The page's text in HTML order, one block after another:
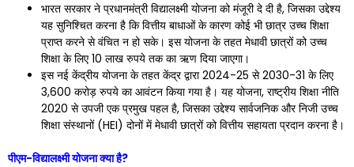
भारत सरकार ने प्रधानमंत्री विद्यालक्ष्मी योजना को मंजूरी दे दी है, जिसका उद्देश्य
यह सुनिश्चित करना है कि वित्तीय बाधाओं के कारण कोई भी छात्र उच्च शिक्षा
प्राप्त करने से वंचित न हो सके। इस योजना के तहत मेधावी छात्रों को उच्च
शिक्षा के लिए 10 लाख रुपये तक का ऋण दिया जाएगा।
इस नई केंद्रीय योजना के तहत केंद्र द्वारा 2024-25 से 2030-31 के लिए
3,600 करोड़ रुपये का आवंटन किया गया है। यह योजना, राष्ट्रीय शिक्षा नीति
2020 से उपजी एक प्रमुख पहल है, जिसका उद्देश्य सार्वजनिक और निजी उच्च
शिक्षा संस्थानों (HEI) दोनों में मेधावी छात्रों को वित्तीय सहायता प्रदान करना है।
पीएम-विद्यालक्ष्मी योजना क्या है?